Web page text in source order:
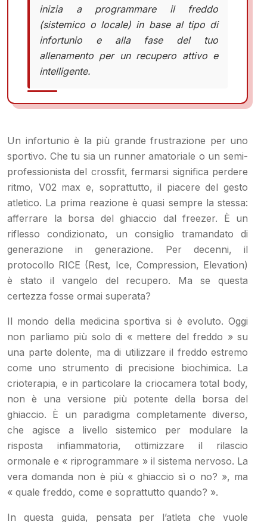
inizia a programmare il freddo
(sistemico o locale) in base al tipo di
infortunio e alla fase del tuo
allenamento per un recupero attivo e
intelligente.
Un infortunio è la più grande frustrazione per uno
sportivo. Che tu sia un runner amatoriale o un semi-
professionista del crossfit, fermarsi significa perdere
ritmo, V02 max e, soprattutto, il piacere del gesto
atletico. La prima reazione è quasi sempre la stessa:
afferrare la borsa del ghiaccio dal freezer. È un
riflesso condizionato, un consiglio tramandato di
generazione in generazione. Per decenni, il
protocollo RICE (Rest, Ice, Compression, Elevation)
è stato il vangelo del recupero. Ma se questa
certezza fosse ormai superata?
Il mondo della medicina sportiva si è evoluto. Oggi
non parliamo più solo di « mettere del freddo » su
una parte dolente, ma di utilizzare il freddo estremo
come uno strumento di precisione biochimica. La
crioterapia, e in particolare la criocamera total body,
non è una versione più potente della borsa del
ghiaccio. È un paradigma completamente diverso,
che agisce a livello sistemico per modulare la
risposta infiammatoria, ottimizzare il rilascio
ormonale e « riprogrammare » il sistema nervoso. La
vera domanda non è più « ghiaccio sì o no? », ma
« quale freddo, come e soprattutto quando? ».
In questa guida, pensata per l’atleta che vuole